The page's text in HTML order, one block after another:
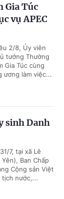
Gia Túc
vụ APEC
2/8, Ủy viên
tướng Thường
Gia Túc cùng
ương làm việc...
sinh Danh
7, tại xã Lê
Ban Chấp
Cộng sản Việt
tịch nước,...